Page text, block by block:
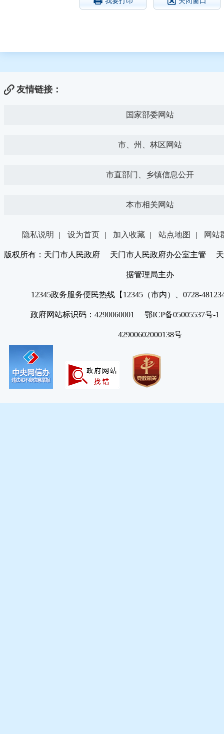
友情链接：
国家部委网站
市、州、林区网站
市直部门、乡镇信息公开
本市相关网站
隐私说明 | 设为首页 | 加入收藏 | 站点地图 | 网站
版权所有：天门市人民政府 天门市人民政府办公室主管 天
据管理局主办
12345政务服务便民热线【12345（市内）、0728-
政府网站标识码：4290060001 鄂ICP备05005537号
42900602000138号